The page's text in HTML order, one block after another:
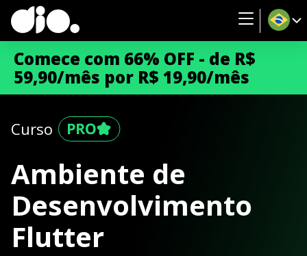
Comece com 66% OFF - de R$
59,90/mês por R$ 19,90/mês
Curso
Ambiente de
Desenvolvimento
Flutter